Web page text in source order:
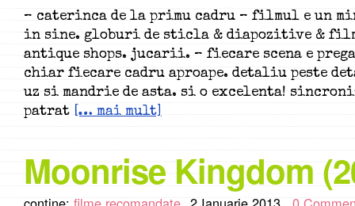
– caterinca de la primu cadru – filmul e un
in sine. globuri de sticla & diapozitive &
antique shops. jucarii. – fiecare scena e
chiar fiecare cadru aproape. detaliu peste
uz si mandrie de asta. si o excelenta!
patrat [… mai mult]
Moonrise Kingdom